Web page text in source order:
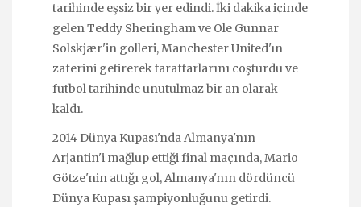
tarihinde eşsiz bir yer edindi. İki dakika içinde
gelen Teddy Sheringham ve Ole Gunnar
Solskjær'in golleri, Manchester United'ın
zaferini getirerek taraftarlarını coşturdu ve
futbol tarihinde unutulmaz bir an olarak
kaldı.
2014 Dünya Kupası'nda Almanya'nın
Arjantin'i mağlup ettiği final maçında, Mario
Götze'nin attığı gol, Almanya'nın dördüncü
Dünya Kupası şampiyonluğunu getirdi.